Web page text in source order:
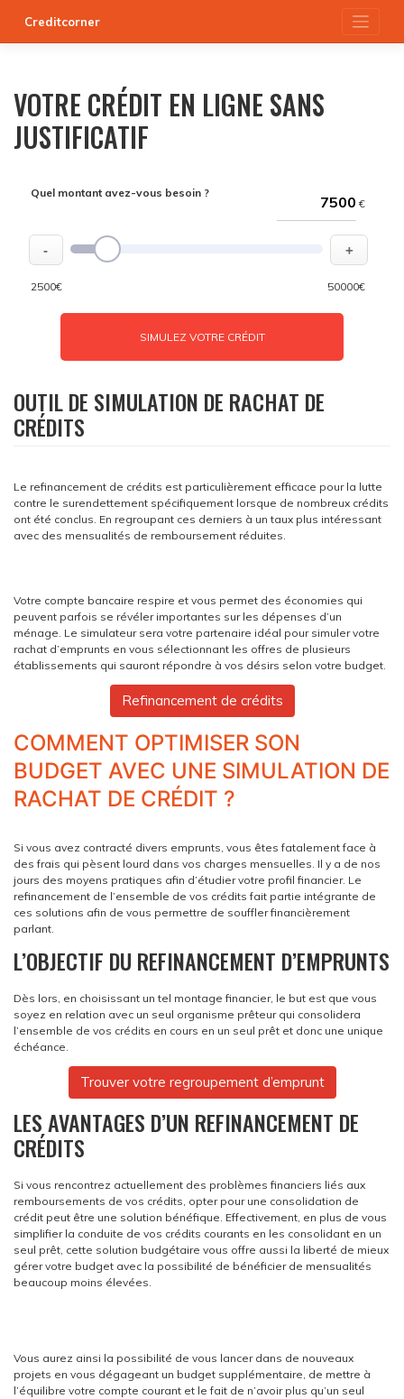
content
Creditcorner
VOTRE CRÉDIT EN LIGNE SANS
JUSTIFICATIF
Quel montant avez-vous besoin ?
€
- +
2500€ 50000€
SIMULEZ VOTRE CRÉDIT
OUTIL DE SIMULATION DE RACHAT DE
CRÉDITS
Le refinancement de crédits est particulièrement efficace pour la lutte
contre le surendettement spécifiquement lorsque de nombreux crédits
ont été conclus. En regroupant ces derniers à un taux plus intéressant
avec des mensualités de remboursement réduites.
Votre compte bancaire respire et vous permet des économies qui
peuvent parfois se révéler importantes sur les dépenses d’un
ménage. Le simulateur sera votre partenaire idéal pour simuler votre
rachat d’emprunts en vous sélectionnant les offres de plusieurs
établissements qui sauront répondre à vos désirs selon votre budget.
Refinancement de crédits
COMMENT OPTIMISER SON
BUDGET AVEC UNE SIMULATION DE
RACHAT DE CRÉDIT ?
Si vous avez contracté divers emprunts, vous êtes fatalement face à
des frais qui pèsent lourd dans vos charges mensuelles. Il y a de nos
jours des moyens pratiques afin d’étudier votre profil financier. Le
refinancement de l’ensemble de vos crédits fait partie intégrante de
ces solutions afin de vous permettre de souffler financièrement
parlant.
L’OBJECTIF DU REFINANCEMENT D’EMPRUNTS
Dès lors, en choisissant un tel montage financier, le but est que vous
soyez en relation avec un seul organisme prêteur qui consolidera
l’ensemble de vos crédits en cours en un seul prêt et donc une unique
échéance.
Trouver votre regroupement d’emprunt
LES AVANTAGES D’UN REFINANCEMENT DE
CRÉDITS
Si vous rencontrez actuellement des problèmes financiers liés aux
remboursements de vos crédits, opter pour une consolidation de
crédit peut être une solution bénéfique. Effectivement, en plus de vous
simplifier la conduite de vos crédits courants en les consolidant en un
seul prêt, cette solution budgétaire vous offre aussi la liberté de mieux
gérer votre budget avec la possibilité de bénéficier de mensualités
beaucoup moins élevées.
Vous aurez ainsi la possibilité de vous lancer dans de nouveaux
projets en vous dégageant un budget supplémentaire, de mettre à
l’équilibre votre compte courant et le fait de n’avoir plus qu’un seul